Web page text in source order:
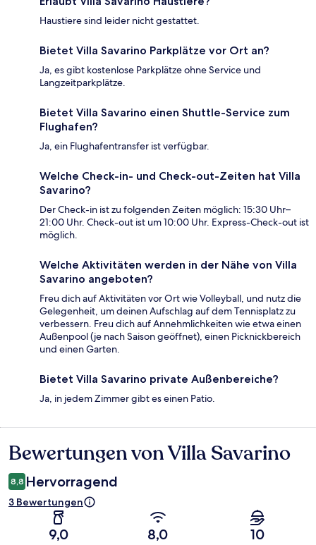
Haustiere sind leider nicht gestattet.
Bietet Villa Savarino Parkplätze vor Ort an?
Ja, es gibt kostenlose Parkplätze ohne Service und
Langzeitparkplätze.
Bietet Villa Savarino einen Shuttle-Service zum
Flughafen?
Ja, ein Flughafentransfer ist verfügbar.
Welche Check-in- und Check-out-Zeiten hat Villa
Savarino?
Der Check-in ist zu folgenden Zeiten möglich: 15:30 Uhr–
21:00 Uhr. Check-out ist um 10:00 Uhr. Express-Check-out ist
möglich.
Welche Aktivitäten werden in der Nähe von Villa
Savarino angeboten?
Freu dich auf Aktivitäten vor Ort wie Volleyball, und nutz die
Gelegenheit, um deinen Aufschlag auf dem Tennisplatz zu
verbessern. Freu dich auf Annehmlichkeiten wie etwa einen
Außenpool (je nach Saison geöffnet), einen Picknickbereich
und einen Garten.
Bietet Villa Savarino private Außenbereiche?
Ja, in jedem Zimmer gibt es einen Patio.
Bewertungen
Bewertungen von Villa Savarino
8,8 Hervorragend
3 Bewertungen
9,0 8,0 10